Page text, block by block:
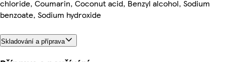
chloride, Coumarin, Coconut acid, Benzyl alcohol, Sodium
benzoate, Sodium hydroxide
Skladování a příprava